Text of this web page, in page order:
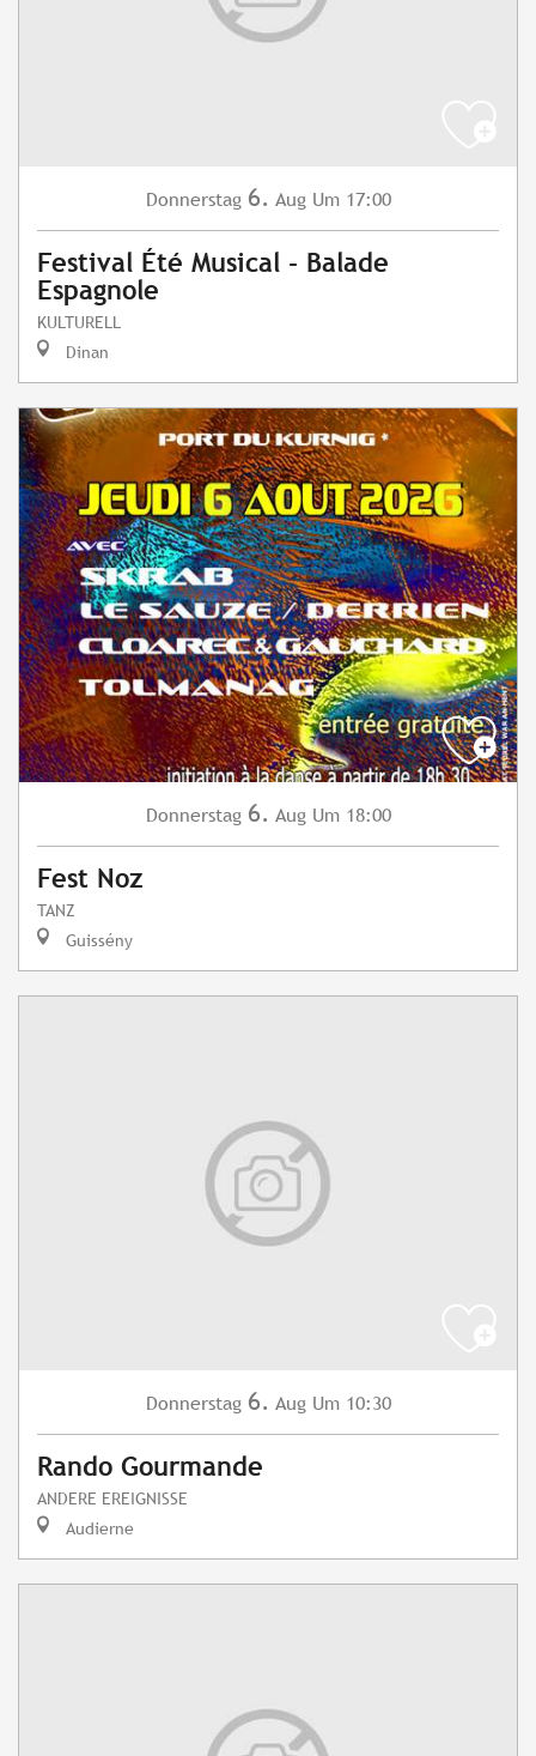
Donnerstag 6. Aug Um 17:00
Festival Été Musical - Balade
Espagnole
KULTURELL
Dinan
Donnerstag 6. Aug Um 18:00
Fest Noz
TANZ
Guissény
Donnerstag 6. Aug Um 10:30
Rando Gourmande
ANDERE EREIGNISSE
Audierne